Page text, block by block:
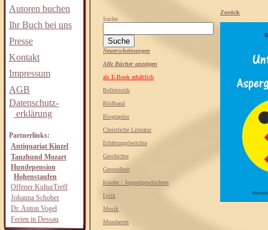
Autoren buchen
Ihr Buch bei uns
Presse
Kontakt
Impressum
AGB
Datenschutz-
erklärung
Partnerlinks:
Antiquariat Kinzel
Tanzhund Mozart
Hundepension
Hohenstaufen
Offener KulturTreff
Johanna Schober
Dr. Anton Vogel
Ferien in Dessau
Suche:
Neuerscheinungen
Alle Bücher anzeigen
als E-Book erhältlich
Belletristik
Bildband
Biographie
Christliche Literatur
Erfahrungsberichte
Geschichte
Gesundheit
Kinder / Jugendgeschichten
Lyrik
Musik
Mundarten
Zurück